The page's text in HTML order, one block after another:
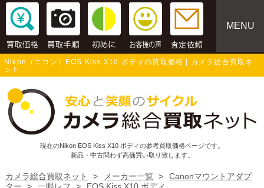
MENU
Nikon（ニコン）EOS Kiss X10 ボディの買取価格 | カメラ総合買取ネ
ット
現在のNikon EOS Kiss X10 ボディの参考買取価格ページです。
新品・中古問わず高価買い取り致します。
カメラ総合買取ネット > メーカー一覧 >
Canonマウントアダプ